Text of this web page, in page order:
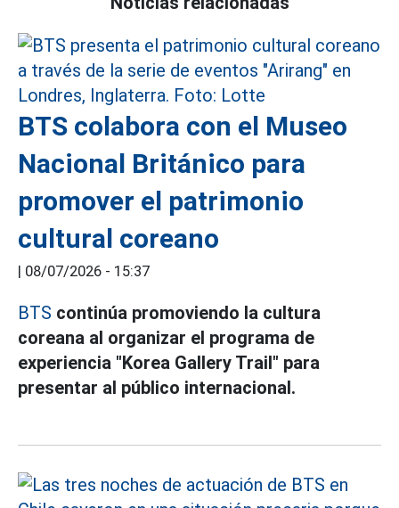
BTS colabora con el Museo
Nacional Británico para
promover el patrimonio
cultural coreano
| 08/07/2026 - 15:37
BTS continúa promoviendo la cultura
coreana al organizar el programa de
experiencia "Korea Gallery Trail" para
presentar al público internacional.